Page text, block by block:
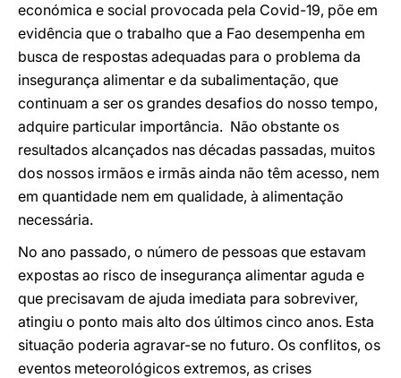
económica e social provocada pela Covid-19, põe em
evidência que o trabalho que a Fao desempenha em
busca de respostas adequadas para o problema da
insegurança alimentar e da subalimentação, que
continuam a ser os grandes desafios do nosso tempo,
adquire particular importância. Não obstante os
resultados alcançados nas décadas passadas, muitos
dos nossos irmãos e irmãs ainda não têm acesso, nem
em quantidade nem em qualidade, à alimentação
necessária.
No ano passado, o número de pessoas que estavam
expostas ao risco de insegurança alimentar aguda e
que precisavam de ajuda imediata para sobreviver,
atingiu o ponto mais alto dos últimos cinco anos. Esta
situação poderia agravar-se no futuro. Os conflitos, os
eventos meteorológicos extremos, as crises